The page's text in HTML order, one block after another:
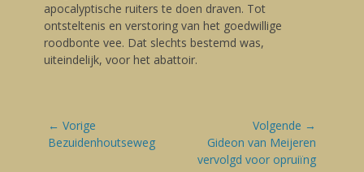
apocalyptische ruiters te doen draven. Tot
ontsteltenis en verstoring van het goedwillige
roodbonte vee. Dat slechts bestemd was,
uiteindelijk, voor het abattoir.
Bericht
navigatie
← Vorige
Vorige
Bezuidenhoutseweg
Volgende →
Volgende
blog:
Gideon van Meijeren
vervolgd voor opruiïng